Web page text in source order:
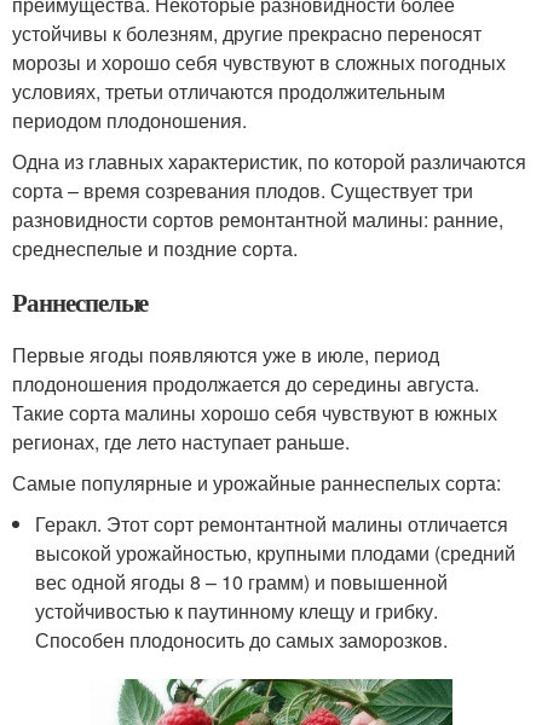
устойчивы к болезням, другие прекрасно переносят
морозы и хорошо себя чувствуют в сложных погодных
условиях, третьи отличаются продолжительным
периодом плодоношения.
Одна из главных характеристик, по которой различаются
сорта – время созревания плодов. Существует три
разновидности сортов ремонтантной малины: ранние,
среднеспелые и поздние сорта.
Раннеспелые
Первые ягоды появляются уже в июле, период
плодоношения продолжается до середины августа.
Такие сорта малины хорошо себя чувствуют в южных
регионах, где лето наступает раньше.
Самые популярные и урожайные раннеспелых сорта:
Геракл. Этот сорт ремонтантной малины отличается
высокой урожайностью, крупными плодами (средний
вес одной ягоды 8 – 10 грамм) и повышенной
устойчивостью к паутинному клещу и грибку.
Способен плодоносить до самых заморозков.